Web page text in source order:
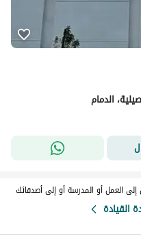
العمل أو المدرسة أو إلى أصدقائك
القيادة